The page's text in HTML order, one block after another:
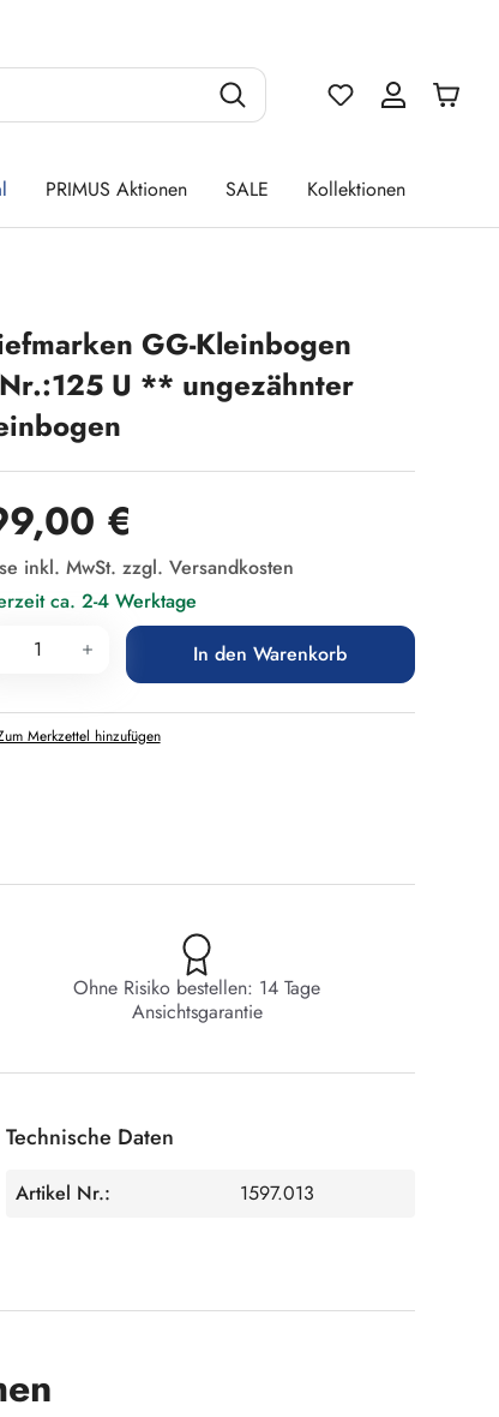
Du hast 0
PRIMUS Aktionen SALE Kollektionen
GG-Kleinbogen
U ** ungezähnter
Preis: €
inkl. MwSt. zzgl. Versandkosten
ca. 2-4 Werktage
Anzahl: Gib den gewünschten
In den Warenkorb
Merkzettel hinzufügen
Ohne Risiko bestellen: 14 Tage
Ansichtsgarantie
Technische Daten
Artikel Nr.: 1597.013